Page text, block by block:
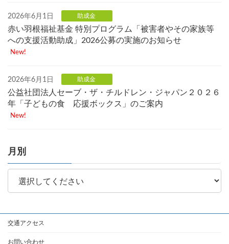
2026年6月1日 助成金
赤い羽根福祉基金 特別プログラム「被害者やその家族等
への支援活動助成」2026公募の実施のお知らせ
New!
2026年6月1日 助成金
公益社団法人セーブ・ザ・チルドレン・ジャパン２０２６
年「子どもの食 応援ボックス」のご案内
New!
月別
交通アクセス
お問い合わせ